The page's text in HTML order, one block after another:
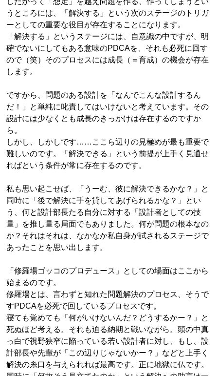
うところには、「解決する」という次のステージのトリガ
ーとしての重要な役目が存在することになります。
「解決する」というステージには、自意識の中ですが、明
確でないにしてもある意味のPDCAを、それも必死に回す
ので（笑）そのプロセスには成長（＝育成）の機会が存在
します。
ですから、問題のある設計を「なんでこんな設計するん
だ！」と単純に叱責してはいけないと考えています。その
設計には少なくとも成長のきっかけは存在するのですか
ら。
しかし、しかしです……ここら辺りの見極めが最も重要で
難しいのです。「解決できる」という前提が上手く見通せ
ればという条件が常に存在するのです。
私も思い起こせば、「うーむ、彼に解決できるかな？」と
同時に「後で解決に手を貸してあげられるかな？」とい
う、何と設計部長たる自分に対する「設計者としての技
量」を推し量る局面でもありました。何が問題の根本なの
か？それはそれは、なかなか私自身が試されるステージで
あったことを思い出します。
「修羅場ゴッコのプロデュース」としての場面はここから
始まるのです。
修羅場とは、言わずと知れた問題解決のプロセス、そうで
すPDCAを必死で回しているプロセスです。
寝ても覚めても「何がいけないんだ？どうするかー？」と
死ぬほど考える。それも迫る納期と戦いながら。頭の中真
っ白で視野狭窄に陥っている若い設計者に対し、もし、設
計部長や先輩が「この辺りじゃないかー？」などと上手く
解決の糸口を与えられれば最高です。正に地獄に仏です。